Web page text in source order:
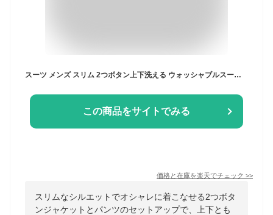
この商品をサイトでみる
価格と在庫を楽天でチェック >>
スリムなシルエットでオシャレに着こなせる2つボタ
ンジャケットとパンツのセットアップで、上下とも